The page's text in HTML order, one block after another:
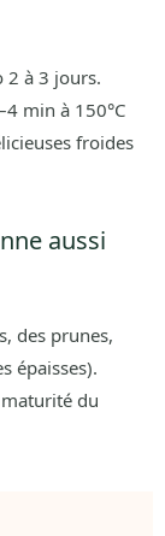
2 à 3 jours.
min à 150°C
froides
aussi
des prunes,
épaisses).
du